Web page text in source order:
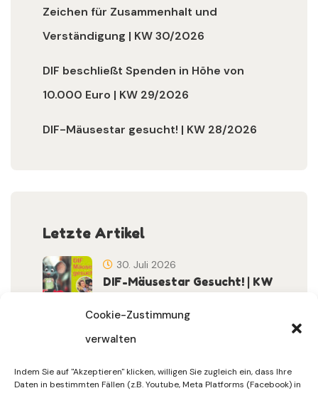
Cookie-Zustimmung
verwalten
Indem Sie auf "Akzeptieren" klicken, willigen Sie zugleich ein, dass Ihre
Daten in bestimmten Fällen (z.B. Youtube, Meta Platforms (Facebook) in
Zeichen für Zusammenhalt und
Verständigung | KW 30/2026
DIF beschließt Spenden in Höhe von
10.000 Euro | KW 29/2026
DIF-Mäusestar gesucht! | KW 28/2026
Letzte Artikel
DIF-Mäusestar Gesucht! | KW
30. Juli 2026
Sommerferien | KW 31/…
30. Juli 2026